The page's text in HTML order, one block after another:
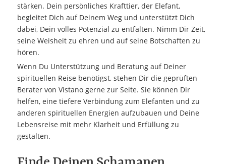
stärken. Dein persönliches Krafttier, der Elefant,
begleitet Dich auf Deinem Weg und unterstützt Dich
dabei, Dein volles Potenzial zu entfalten. Nimm Dir Zeit,
seine Weisheit zu ehren und auf seine Botschaften zu
hören.
Wenn Du Unterstützung und Beratung auf Deiner
spirituellen Reise benötigst, stehen Dir die geprüften
Berater von Vistano gerne zur Seite. Sie können Dir
helfen, eine tiefere Verbindung zum Elefanten und zu
anderen spirituellen Energien aufzubauen und Deine
Lebensreise mit mehr Klarheit und Erfüllung zu
gestalten.